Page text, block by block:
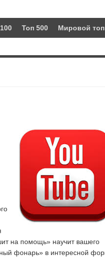
Топ 500 Мировой топ
на помощь» научит вашего
фонарь» в интересной